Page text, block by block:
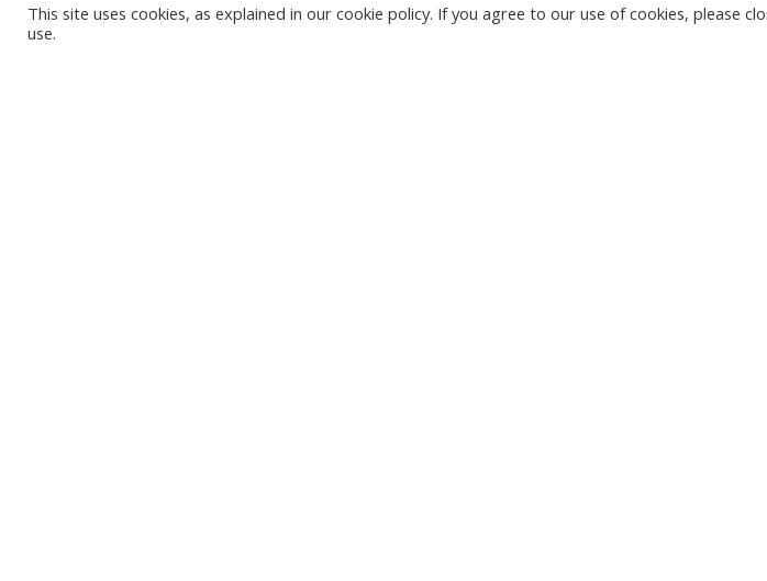
This site uses cookies, as explained in our cookie policy. If you agree to our use of cookies, please
use.